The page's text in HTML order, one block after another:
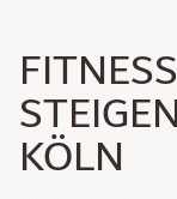
KÖLN